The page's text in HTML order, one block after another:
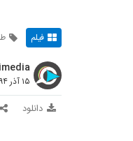
فیلم
۱۵ آذر ۱۳۹۴
دانلود